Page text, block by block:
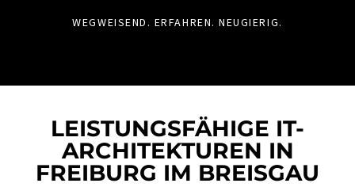
WEGWEISEND. ERFAHREN. NEUGIERIG.
LEISTUNGSFÄHIGE IT-
ARCHITEKTUREN IN
FREIBURG IM BREISGAU